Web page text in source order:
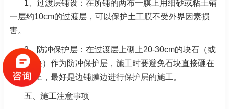
1、过渡层铺设：在所铺的两布一膜上用细砂或粘土铺
一层约10cm的过渡层，可以保护土工膜不受外界因素损
害。
2、防冲保护层：在过渡层上砌上20-30cm的块石（或
砼预制块）作为防冲保护层，施工时要避免石块直接砸在
土工布上，最好是边铺膜边进行保护层的施工。
五、施工注意事项